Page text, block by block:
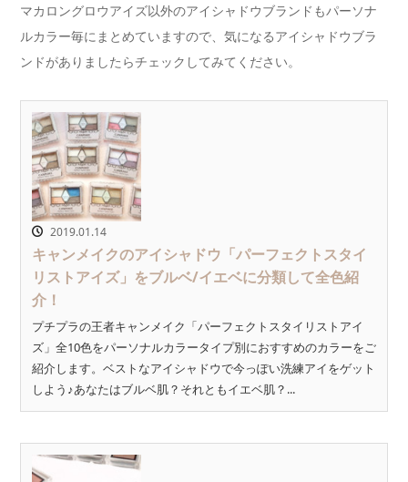
マカロングロウアイズ以外のアイシャドウブランドもパーソナ
ルカラー毎にまとめていますので、気になるアイシャドウブラ
ンドがありましたらチェックしてみてください。
2019.01.14
キャンメイクのアイシャドウ「パーフェクトスタイ
リストアイズ」をブルベ/イエベに分類して全色紹
介！
プチプラの王者キャンメイク「パーフェクトスタイリストアイ
ズ」全10色をパーソナルカラータイプ別におすすめのカラーをご
紹介します。ベストなアイシャドウで今っぽい洗練アイをゲット
しよう♪あなたはブルベ肌？それともイエベ肌？...